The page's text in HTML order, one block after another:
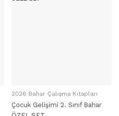
SEPETE EKLE
2026 Bahar Çalışma Kitapları
Çocuk Gelişimi 2. Sınıf Bahar